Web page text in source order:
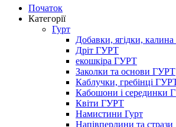
Початок
Категорії
Гурт
Добавки, ягідки,
Дріт ГУРТ
екошкіра ГУРТ
Заколки та основи ГУРТ
Каблучки, гребінці
Кабошони і серединки
Квіти ГУРТ
Намистини Гурт
Напівперлини та стрази